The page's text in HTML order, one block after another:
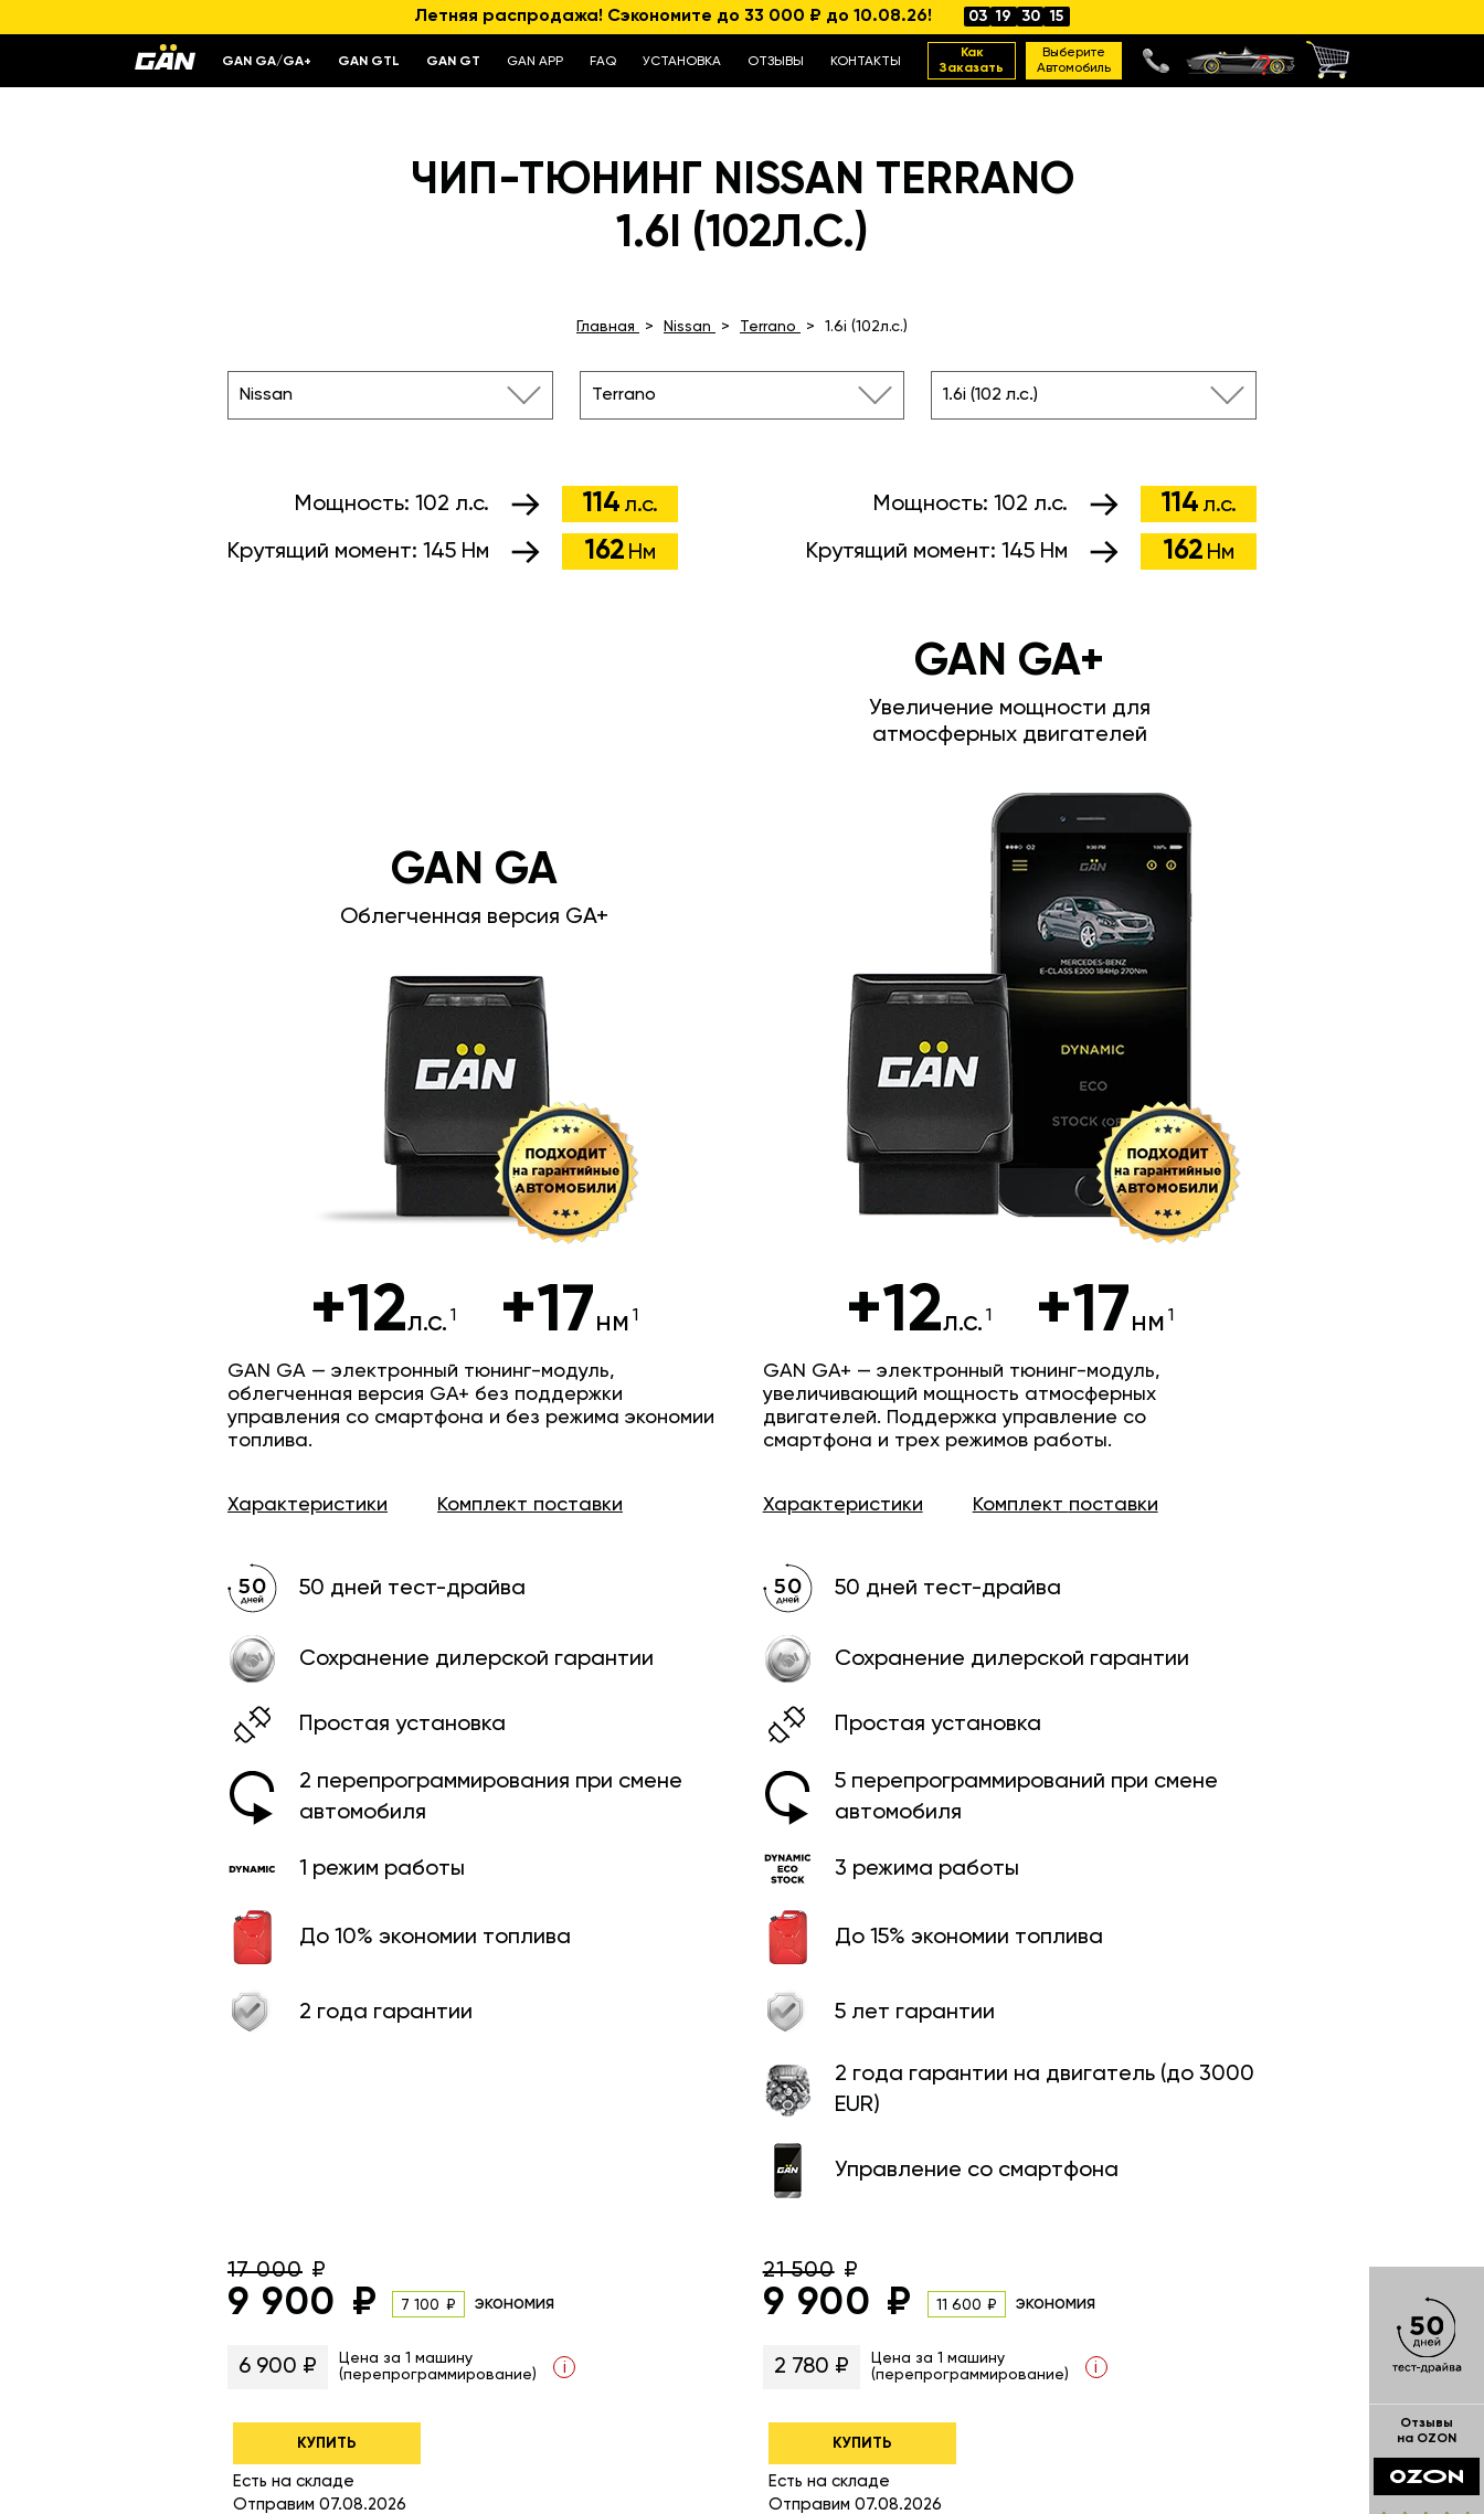
Летняя распродажа! Сэкономите до 33 000 ₽ до 10.08.26! 03 19 30 14
GAN GA/GA+ GAN GTL GAN GT GAN APP FAQ УСТАНОВКА ОТЗЫВЫ КОНТАКТЫ
Как
Заказать
Выберите
Автомобиль
ЧИП-ТЮНИНГ NISSAN TERRANO
1.6I (102Л.С.)
Главная Nissan Terrano 1.6i (102л.с.)
Nissan Terrano 1.6i (102 л.с.)
Мощность: 102 л.с. 114 л.с.
Крутящий момент: 145 Нм 162 Нм
Мощность: 102 л.с. 114 л.с.
Крутящий момент: 145 Нм 162 Нм
GAN GA+
Увеличение мощности для
атмосферных двигателей
+12л.с. +17нм
GAN GA+ — электронный тюнинг-модуль,
увеличивающий мощность атмосферных
двигателей. Поддержка управление со
смартфона и трех режимов работы.
Характеристики Комплект поставки
50 дней тест-драйва
Сохранение дилерской гарантии
Простая установка
5 перепрограмми­рований при смене
автомобиля
3 режима работы
До 15% экономии топлива
5 лет гарантии
2 года гарантии на двигатель (до 3000
EUR)
Управление со смартфона
21 500
9 900 11 600 экономия
2 780 ₽
Цена за 1 машину
(перепрограммирование)
i
КУПИТЬ
Есть на складе
Отправим 07.08.2026
GAN GA
Облегченная версия GA+
+12л.с. +17нм
GAN GA — электронный тюнинг-модуль,
облегченная версия GA+ без поддержки
управления со смартфона и без режима экономии
топлива.
Характеристики Комплект поставки
50 дней тест-драйва
Сохранение дилерской гарантии
Простая установка
2 перепрограмми­рования при смене
автомобиля
1 режим работы
До 10% экономии топлива
2 года гарантии
17 000
9 900 7 100 экономия
6 900 ₽
Цена за 1 машину
(перепрограммирование)
i
КУПИТЬ
Есть на складе
Отправим 07.08.2026
Отзывы
на OZON